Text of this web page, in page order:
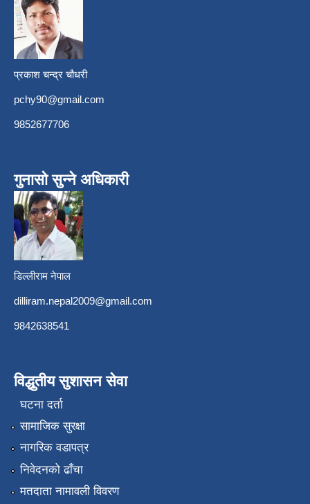
प्रकाश चन्द्र चौधरी
pchy90@gmail.com
9852677706
गुनासो सुन्ने अधिकारी
डिल्लीराम नेपाल
dilliram.nepal2009@gmail.com
9842638541
विद्धुतीय सुशासन सेवा
घटना दर्ता
सामाजिक सुरक्षा
नागरिक वडापत्र
निवेदनको ढाँचा
मतदाता नामावली विवरण